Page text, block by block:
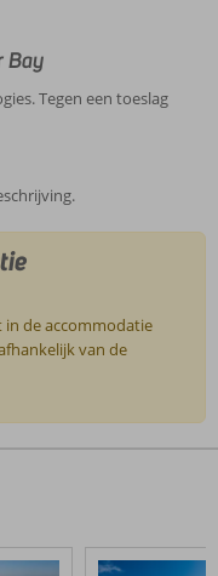
Bay
Tegen een toeslag
in de accommodatie
van de